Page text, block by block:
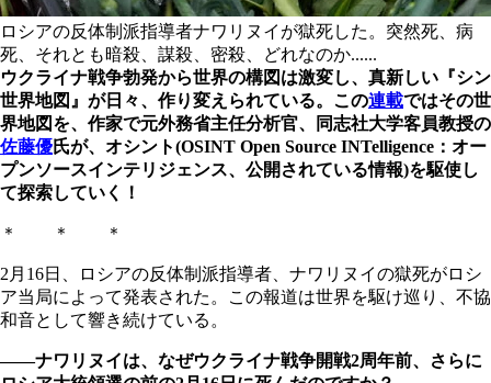
ロシアの反体制派指導者ナワリヌイが獄死した。突然死、病
死、それとも暗殺、謀殺、密殺、どれなのか......
ウクライナ戦争勃発から世界の構図は激変し、真新しい『シン
世界地図』が日々、作り変えられている。この連載ではその世
界地図を、作家で元外務省主任分析官、同志社大学客員教授の
佐藤優氏が、オシント(OSINT Open Source INTelligence：オー
プンソースインテリジェンス、公開されている情報)を駆使し
て探索していく！
＊ ＊ ＊
2月16日、ロシアの反体制派指導者、ナワリヌイの獄死がロシ
ア当局によって発表された。この報道は世界を駆け巡り、不協
和音として響き続けている。
――ナワリヌイは、なぜウクライナ戦争開戦2周年前、さらに